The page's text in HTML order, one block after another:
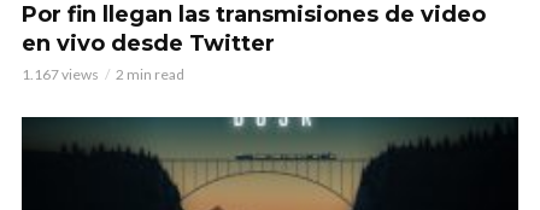
Por fin llegan las transmisiones de video
en vivo desde Twitter
1.167 views 2 min read